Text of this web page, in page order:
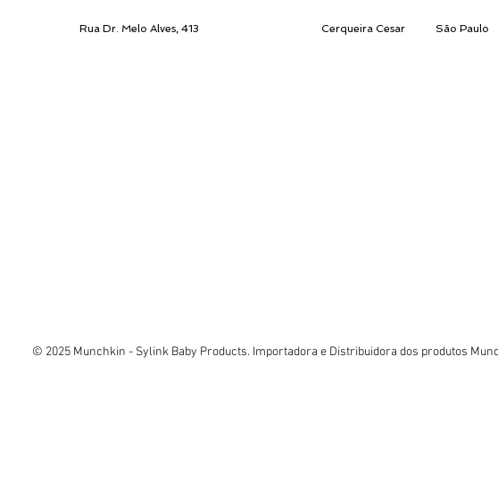
Rua Dr. Melo Alves, 413 Cerqueira Cesar São Paulo
© 2025 Munchkin - Sylink Baby Products. Importadora e Distribuidora dos produtos